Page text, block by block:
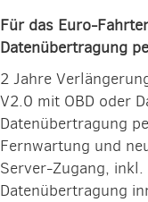
Für das Euro-
Datenübertragung
2 Jahre
V2.0 mit OBD oder
Datenübertragung
Fernwartung und
Server-Zugang,
Datenübertragung